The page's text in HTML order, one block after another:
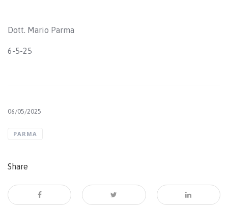
Dott. Mario Parma
6-5-25
06/05/2025
PARMA
Share